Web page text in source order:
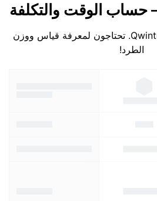
الوقت والتكلفة
لحساب تكلفة خدمات Qwintry. تحتاجون لمعرفة قياس ووزن
الطرد!